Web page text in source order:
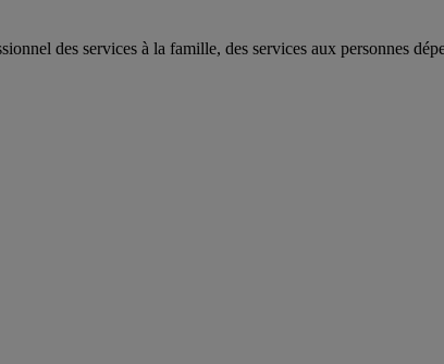
des services à la famille, des services aux personnes